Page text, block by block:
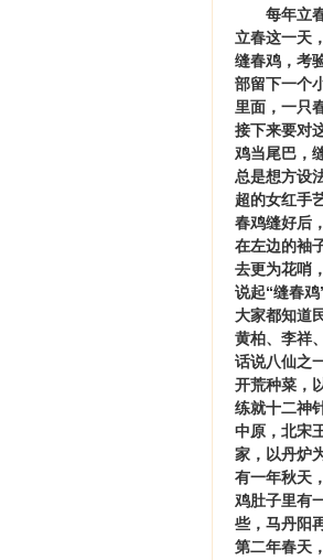
每年立
立春这一天
缝春鸡，考
部留下一个
里面，一只
接下来要对
鸡当尾巴，
总是想方设
超的女红手
春鸡缝好后
在左边的袖
去更为花哨
说起“缝春鸡
大家都知道
黄柏、李祥
话说八仙之
开荒种菜，
练就十二神
中原，北宋
家，以丹炉
有一年秋天
鸡肚子里有
些，马丹阳
第二年春天